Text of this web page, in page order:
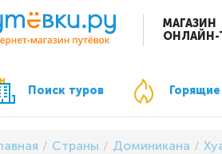
МАГАЗИН
ОНЛАЙН-
Поиск туров
Страны Доминикана